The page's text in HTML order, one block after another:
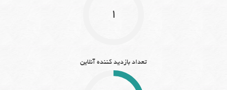
1
تعداد بازدید کننده آنلاین